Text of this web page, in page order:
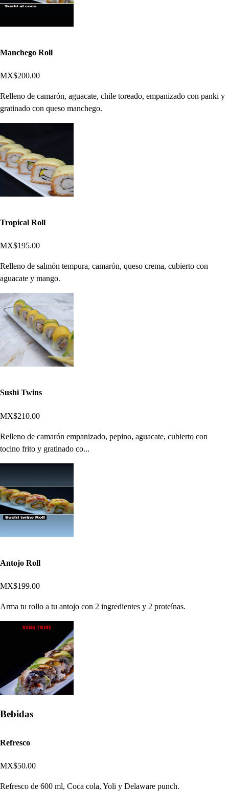
Manchego Roll
MX$200.00
Relleno de camarón, aguacate, chile toreado, empanizado con panki y
gratinado con queso manchego.
Tropical Roll
MX$195.00
Relleno de salmón tempura, camarón, queso crema, cubierto con
aguacate y mango.
Sushi Twins
MX$210.00
Relleno de camarón empanizado, pepino, aguacate, cubierto con
tocino frito y gratinado co...
Antojo Roll
MX$199.00
Arma tu rollo a tu antojo con 2 ingredientes y 2 proteínas.
Bebidas
Refresco
MX$50.00
Refresco de 600 ml, Coca cola, Yoli y Delaware punch.